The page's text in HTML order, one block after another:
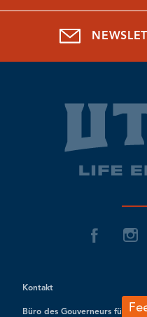
Kontakt
Büro des Gouverneurs für